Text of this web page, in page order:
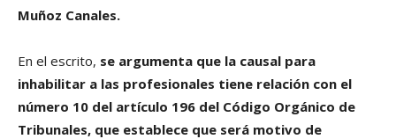
Muñoz Canales.
En el escrito, se argumenta que la causal para
inhabilitar a las profesionales tiene relación con el
número 10 del artículo 196 del Código Orgánico de
Tribunales, que establece que será motivo de